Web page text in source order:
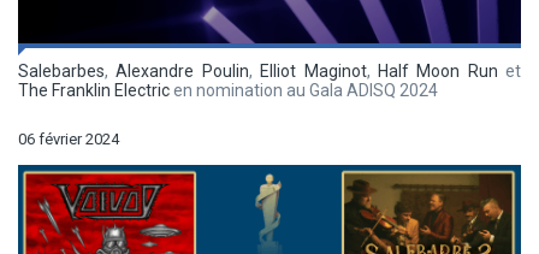
Salebarbes,Alexandre Poulin,Elliot Maginot, Half Moon Run et
The Franklin Electricen nomination au Gala ADISQ 2024
06 février 2024